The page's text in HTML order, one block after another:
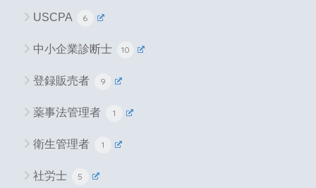
USCPA 6
中小企業診断士 10
登録販売者 9
薬事法管理者 1
衛生管理者 1
社労士 5